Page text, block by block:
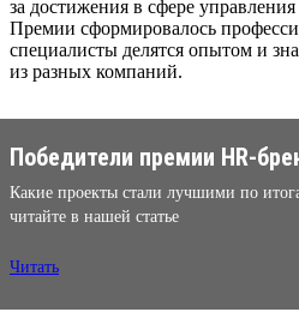
за достижения в сфере
Премии сформировалось
специалисты делятся опытом и
из разных компаний.
Победители премии HR-
Какие проекты стали лучшими по
читайте в нашей статье
Читать